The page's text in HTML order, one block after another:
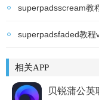
superpadsscream教
superpadsfaded教程
相关APP
贝锐蒲公英